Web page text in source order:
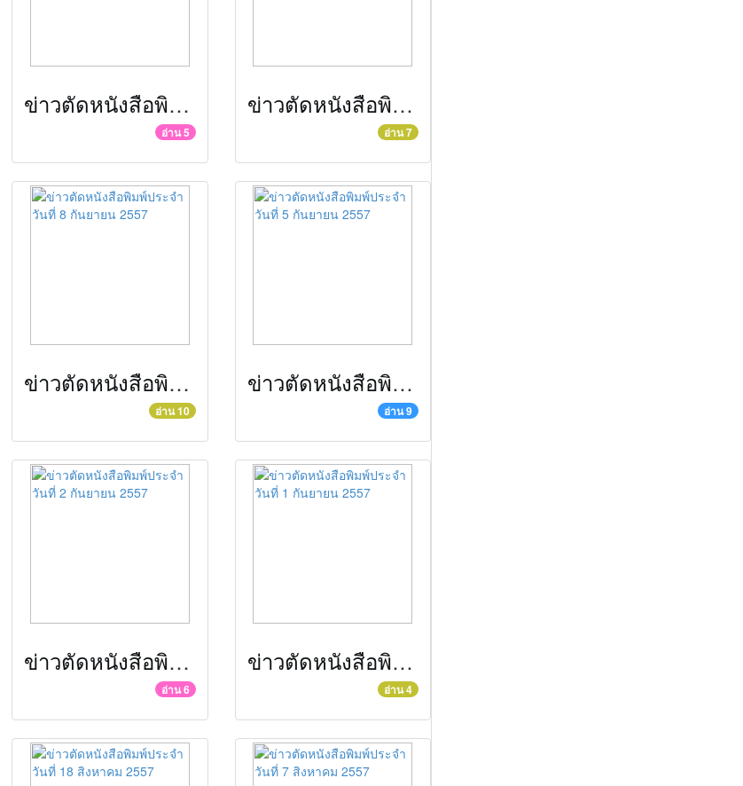
ข่าวตัดหนังสือพิมพ์ประจำวันที่ 16 กันยายน 2557
อ่าน 5
ข่าวตัดหนังสือพิมพ์ประจำวันที่ 15 กันยายน 2557
อ่าน 7
ข่าวตัดหนังสือพิมพ์ประจำวันที่ 8 กันยายน 2557
อ่าน 10
ข่าวตัดหนังสือพิมพ์ประจำวันที่ 5 กันยายน 2557
อ่าน 9
ข่าวตัดหนังสือพิมพ์ประจำวันที่ 2 กันยายน 2557
อ่าน 6
ข่าวตัดหนังสือพิมพ์ประจำวันที่ 1 กันยายน 2557
อ่าน 4